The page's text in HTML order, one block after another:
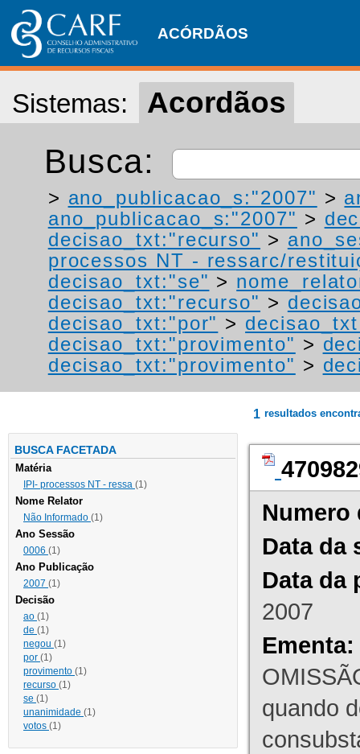
ACÓRDÃOS
Sistemas: Acordãos
Busca:
> ano_publicacao_s:"2007" >
ano_publicacao_s:"2007" >
decisao_txt:"recurso" >
processos NT - ressarc/
decisao_txt:"se" >
decisao_txt:"recurso" >
decisao_txt:"por" >
decisao_txt:"provimento" >
decisao_txt:"provimento" >
BUSCA FACETADA
Matéria
IPI- processos NT - ressa (1)
Nome Relator
Não Informado (1)
Ano Sessão
0006 (1)
Ano Publicação
2007 (1)
Decisão
ao (1)
de (1)
negou (1)
por (1)
provimento (1)
recurso (1)
se (1)
unanimidade (1)
votos (1)
1 resultados
Numero
Data da
Data da
2007
Ementa:
quando